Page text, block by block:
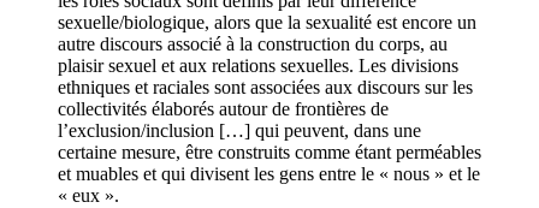
sexuelle/biologique, alors que la sexualité est encore un
autre discours associé à la construction du corps, au
plaisir sexuel et aux relations sexuelles. Les divisions
ethniques et raciales sont associées aux discours sur les
collectivités élaborés autour de frontières de
l’exclusion/inclusion […] qui peuvent, dans une
certaine mesure, être construits comme étant perméables
et muables et qui divisent les gens entre le « nous » et le
« eux ».